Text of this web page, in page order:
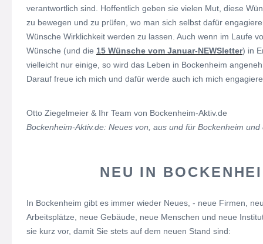
verantwortlich sind. Hoffentlich geben sie vielen Mut, diese
zu bewegen und zu prüfen, wo man sich selbst dafür
Wünsche Wirklichkeit werden zu lassen. Auch wenn im Laufe
Wünsche (und die 15 Wünsche vom Januar-NEWSletter) in
vielleicht nur einige, so wird das Leben in Bockenheim
Darauf freue ich mich und dafür werde auch ich mich
Otto Ziegelmeier & Ihr Team von Bockenheim-Aktiv.de
Bockenheim-Aktiv.de: Neues von, aus und für Bockenheim
NEU IN
In Bockenheim gibt es immer wieder Neues, - neue Firmen,
Arbeitsplätze, neue Gebäude, neue Menschen und neue
sie kurz vor, damit Sie stets auf dem neuen Stand sind: